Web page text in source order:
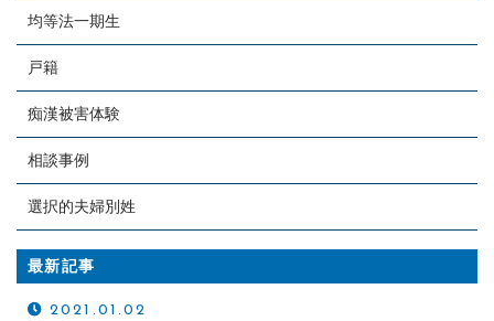
均等法一期生
戸籍
痴漢被害体験
相談事例
選択的夫婦別姓
最新記事
2021.01.02